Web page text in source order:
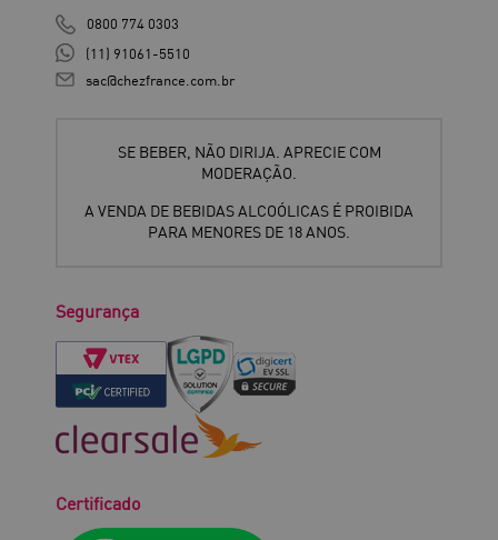
0800 774 0303
(11) 91061-5510
sac@chezfrance.com.br
SE BEBER, NÃO DIRIJA. APRECIE COM
MODERAÇÃO.
A VENDA DE BEBIDAS ALCOÓLICAS É PROIBIDA
PARA MENORES DE 18 ANOS.
Segurança
Certificado